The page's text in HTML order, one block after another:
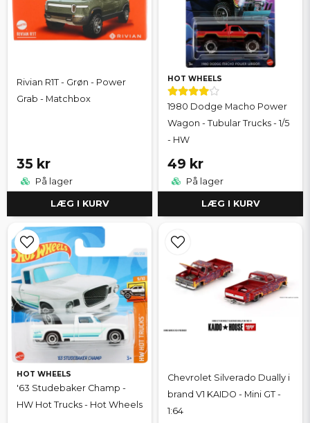
Rivian R1T - Grøn - Power
Grab - Matchbox
35 kr
På lager
LÆG I KURV
HOT WHEELS
1980 Dodge Macho Power
Wagon - Tubular Trucks - 1/5
- HW
49 kr
På lager
LÆG I KURV
HOT WHEELS
'63 Studebaker Champ -
HW Hot Trucks - Hot Wheels
Chevrolet Silverado Dually i
brand V1 KAIDO - Mini GT -
1:64